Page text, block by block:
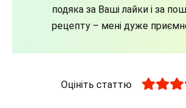
подяка за Ваші лайки і за
рецепту – мені дуже
Оцініть статтю